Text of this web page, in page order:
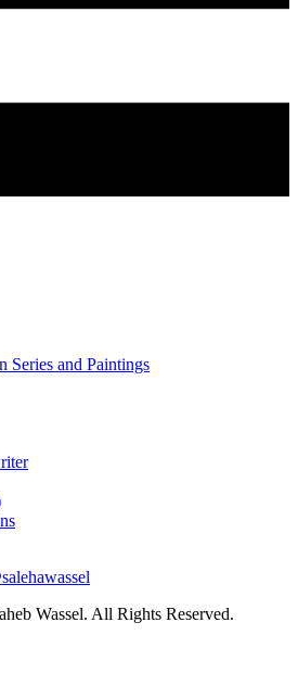
Series and Paintings
Wassel. All Rights Reserved.